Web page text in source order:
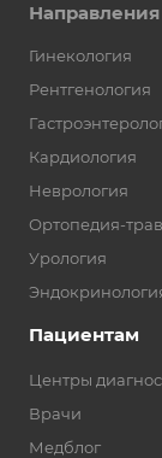
Направления
Гинекология
Рентгенология
Кардиология
Неврология
Ортопедия-
Урология
Пациентам
Центры
Врачи
Медблог